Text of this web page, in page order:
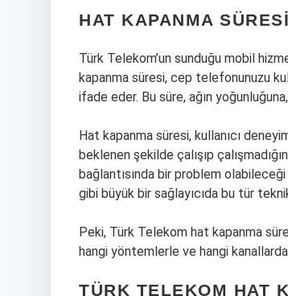
HAT KAPANMA
Türk Telekom’un sunduğu mobil
kapanma süresi, cep telefonunuzu
ifade eder. Bu süre, ağın
Hat kapanma süresi, kullanıcı
beklenen şekilde çalışıp
bağlantısında bir problem
gibi büyük bir sağlayıcıda bu tür
Peki, Türk Telekom hat kapanma
hangi yöntemlerle ve hangi
TÜRK TELEKOM HAT